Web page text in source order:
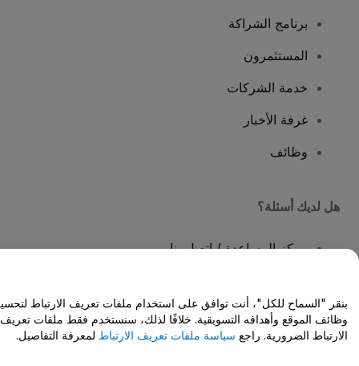
برنامج الشراكة
المستثمرون
خدمة الشركات
غرفة الأخبار
وظائف
هل لديك أسئلة؟
مركز المساعدة / اتصل بنا
حقوق النشر © شركة فياجوجو المحدودة 2026
تفاصيل الشركة
بنقر "السماح للكل"، أنت توافق على استخدام ملفات تعريف الارتباط لتحسين
وظائف الموقع وأهدافه التسويقية. خلافًا لذلك، سنستخدم فقط ملفات تعريف
الارتباط الضرورية. راجعسياسة ملفات تعريف الارتباطلمعرفة التفاصيل.